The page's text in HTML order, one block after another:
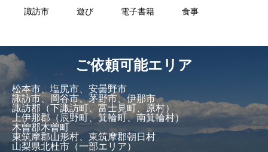
諏訪市 遊び 電子書籍 食事
ご依頼可能エリア
松本市、塩尻市、安曇野市
諏訪市、岡谷市、茅野市、伊那市
諏訪郡（下諏訪町、富士見町、原村）
上伊那郡（辰野町、箕輪町、南箕輪村）
木曽郡木曽町
東筑摩郡山形村、東筑摩郡朝日村
山梨県北杜市（一部エリア）